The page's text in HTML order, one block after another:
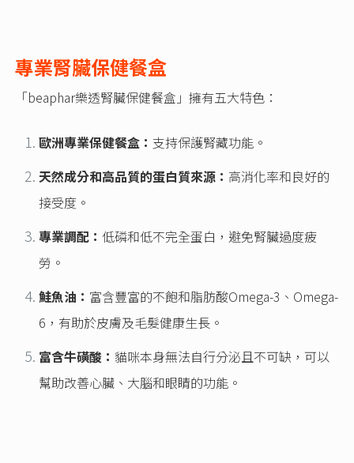
專業腎臟保健餐盒
「beaphar樂透腎臟保健餐盒」擁有五大特色：
歐洲專業保健餐盒： 支持保護腎藏功能。
天然成分和高品質的蛋白質來源： 高消化率和良好的
接受度。
專業調配：低磷和低不完全蛋白，避免腎臟過度疲
勞。
鮭魚油： 富含豐富的不飽和脂肪酸Omega-3、Omega-
6，有助於皮膚及毛髮健康生長。
富含牛磺酸：貓咪本身無法自行分泌且不可缺，可以
幫助改善心臟、大腦和眼睛的功能。